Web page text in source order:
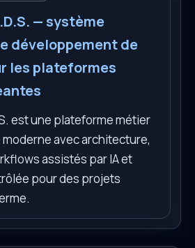
— système
développement de
les plateformes
est une plateforme métier
avec architecture,
assistés par IA et
pour des projets